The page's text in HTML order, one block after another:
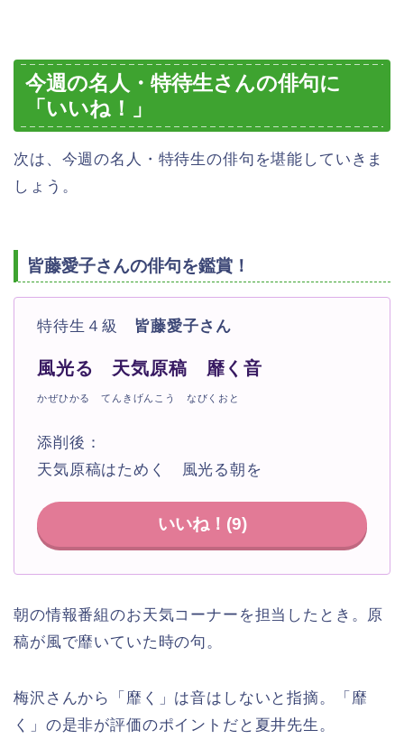
今週の名人・特待生さんの俳句に
「いいね！」
次は、今週の名人・特待生の俳句を堪能していきま
しょう。
皆藤愛子さんの俳句を鑑賞！
特待生４級 皆藤愛子さん
風光る 天気原稿 靡く音
かぜひかる てんきげんこう なびくおと
添削後：
天気原稿はためく 風光る朝を
いいね！(9)
朝の情報番組のお天気コーナーを担当したとき。原
稿が風で靡いていた時の句。
梅沢さんから「靡く」は音はしないと指摘。「靡
く」の是非が評価のポイントだと夏井先生。